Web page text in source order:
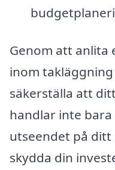
Genom att anlita
inom
säkerställa att
handlar inte
utseendet på ditt
skydda din